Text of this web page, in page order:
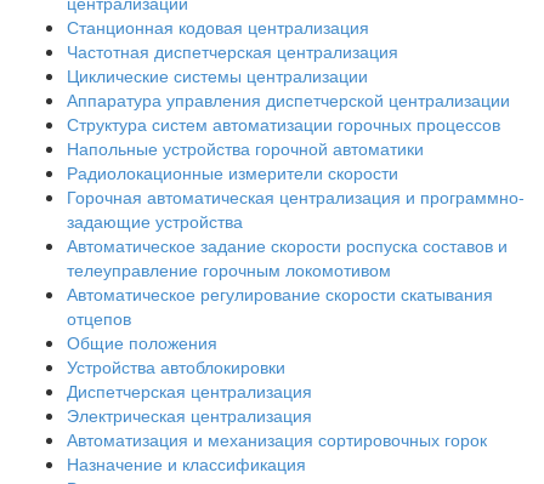
Станционная кодовая централизация
Частотная диспетчерская централизация
Циклические системы централизации
Аппаратура управления диспетчерской централизации
Структура систем автоматизации горочных процессов
Напольные устройства горочной автоматики
Радиолокационные измерители скорости
Горочная автоматическая централизация и программно-
задающие устройства
Автоматическое задание скорости роспуска составов и
телеуправление горочным локомотивом
Автоматическое регулирование скорости скатывания
отцепов
Общие положения
Устройства автоблокировки
Диспетчерская централизация
Электрическая централизация
Автоматизация и механизация сортировочных горок
Назначение и классификация